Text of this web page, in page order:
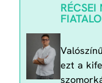
RÉCSEI
ezt a